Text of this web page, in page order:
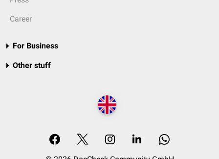
Career
For Business
Other stuff